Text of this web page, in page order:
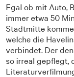
Egal ob mit Auto,
immer etwa 50
Stadtmitte
welche die
verbindet. Der
so irreal gepflegt,